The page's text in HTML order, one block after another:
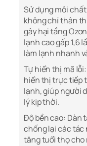
Sử dụng môi
không chỉ thân
gây hại tầng
lạnh cao gấp 1,6
làm lạnh nhanh
Tự hiển thị mã
hiển thị trực tiếp
lạnh, giúp người
lý kịp thời.
Độ bền cao: Dàn
chống lại các
tăng tuổi thọ cho